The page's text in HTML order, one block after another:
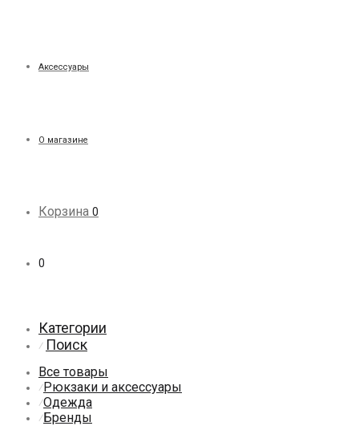
Аксессуары
О магазине
Корзина 0
0
Категории
⁄ Поиск
Все товары
⁄Рюкзаки и аксессуары
⁄Одежда
⁄Бренды